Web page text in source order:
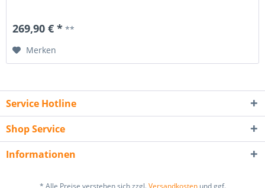
269,90 € * **
Merken
Service Hotline
Shop Service
Informationen
* Alle Preise verstehen sich zzgl. Versandkostenund ggf.